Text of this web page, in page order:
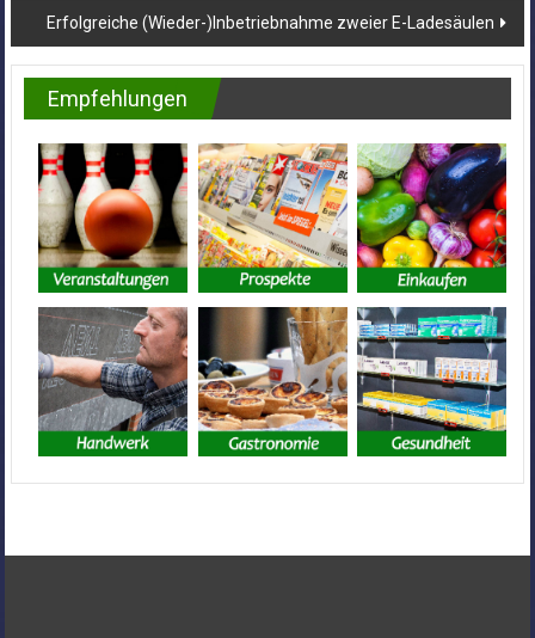
Erfolgreiche (Wieder-)Inbetriebnahme zweier E-Ladesäulen
Empfehlungen